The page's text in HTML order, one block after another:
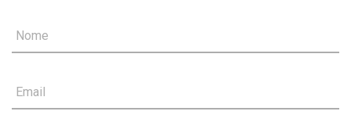
Nome
Email